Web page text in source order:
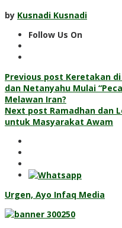
by Kusnadi Kusnadi
Follow Us On
Post
navigation
Previous post Keretakan
dan Netanyahu Mulai
Melawan Iran?
Next post Ramadhan dan
untuk Masyarakat Awam
Urgen, Ayo Infaq Media